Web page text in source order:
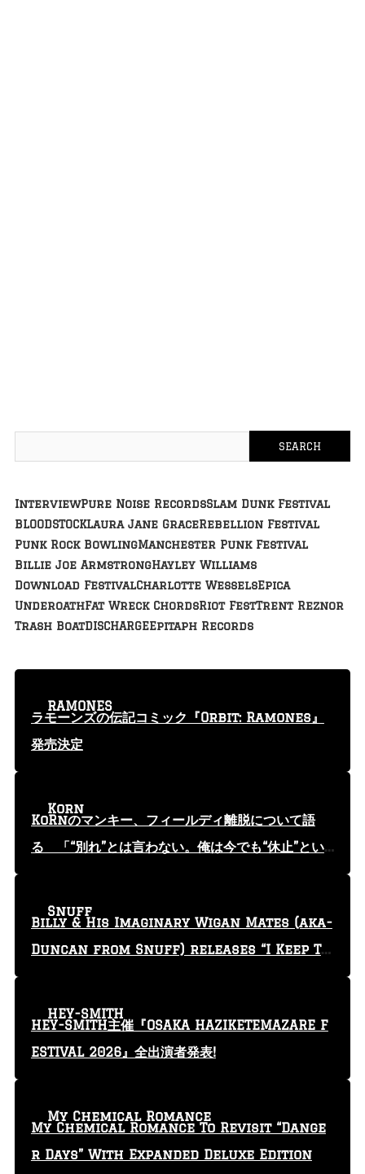
InterviewPure Noise RecordsSlam Dunk Festival
BLOODSTOCKLaura Jane GraceRebellion Festival
Punk Rock BowlingManchester Punk Festival
Billie Joe ArmstrongHayley Williams
Download FestivalCharlotte WesselsEpica
UnderoathFat Wreck ChordsRiot FestTrent Reznor
Trash BoatDISCHARGEEpitaph Records
ラモーンズの伝記コミック『Orbit: Ramones』
発売決定
RAMONES
KoRnのマンキー、フィールディ離脱について語
る 「“別れ”とは言わない。俺は今でも“休止”とい
Korn
Billy & His Imaginary Wigan Mates (aka-
Duncan from Snuff) releases “I Keep Tr
Snuff
HEY-SMITH主催『OSAKA HAZIKETEMAZARE F
ESTIVAL 2026』全出演者発表!
HEY-SMITH
My Chemical Romance To Revisit “Dange
r Days” With Expanded Deluxe Edition
My Chemical Romance